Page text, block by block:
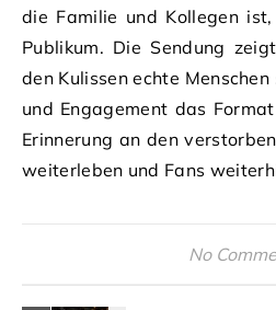
die Familie und Kollegen
Publikum. Die Sendung
den Kulissen echte
und Engagement das
Erinnerung an den
weiterleben und Fans
No